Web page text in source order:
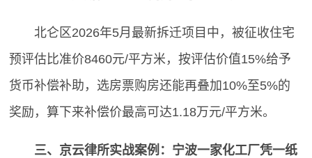
北仑区2026年5月最新拆迁项目中，被征收住宅
预评估比准价8460元/平方米，按评估价值15%给予
货币补偿补助，选房票购房还能再叠加10%至5%的
奖励，算下来补偿价最高可达1.18万元/平方米。
三、京云律所实战案例：宁波一家化工厂凭一纸